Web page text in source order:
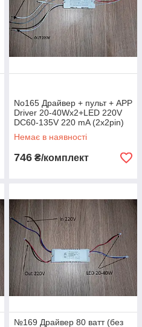
No165 Драйвер + пульт + APP
Driver 20-40Wx2+LED 220V
DC60-135V 220 mA (2x2pin)
Немає в наявності
746 ₴/комплект
№169 Драйвер 80 ватт (без